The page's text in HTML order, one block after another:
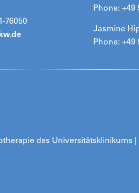
76050
Phone: +49
Jasmine
Phone: +49
des Universitätsklinikums |